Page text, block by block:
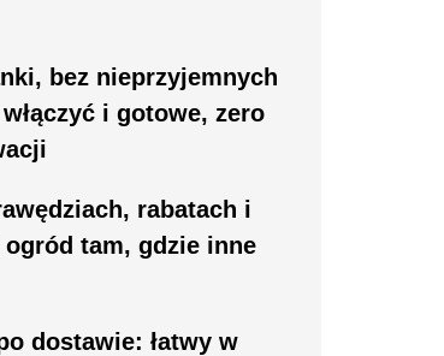
bez nieprzyjemnych
i gotowe, zero
rabatach i
tam, gdzie inne
dostawie: łatwy w